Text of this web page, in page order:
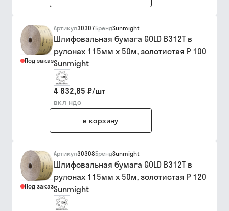
Под заказ
Артикул30307БрендSunmight
Шлифовальная бумага GOLD B312T в
рулонах 115мм х 50м, золотистая P 100
Sunmight
4 832,85 ₽/шт
вкл ндс
в корзину
Под заказ
Артикул30308БрендSunmight
Шлифовальная бумага GOLD B312T в
рулонах 115мм х 50м, золотистая P 120
Sunmight